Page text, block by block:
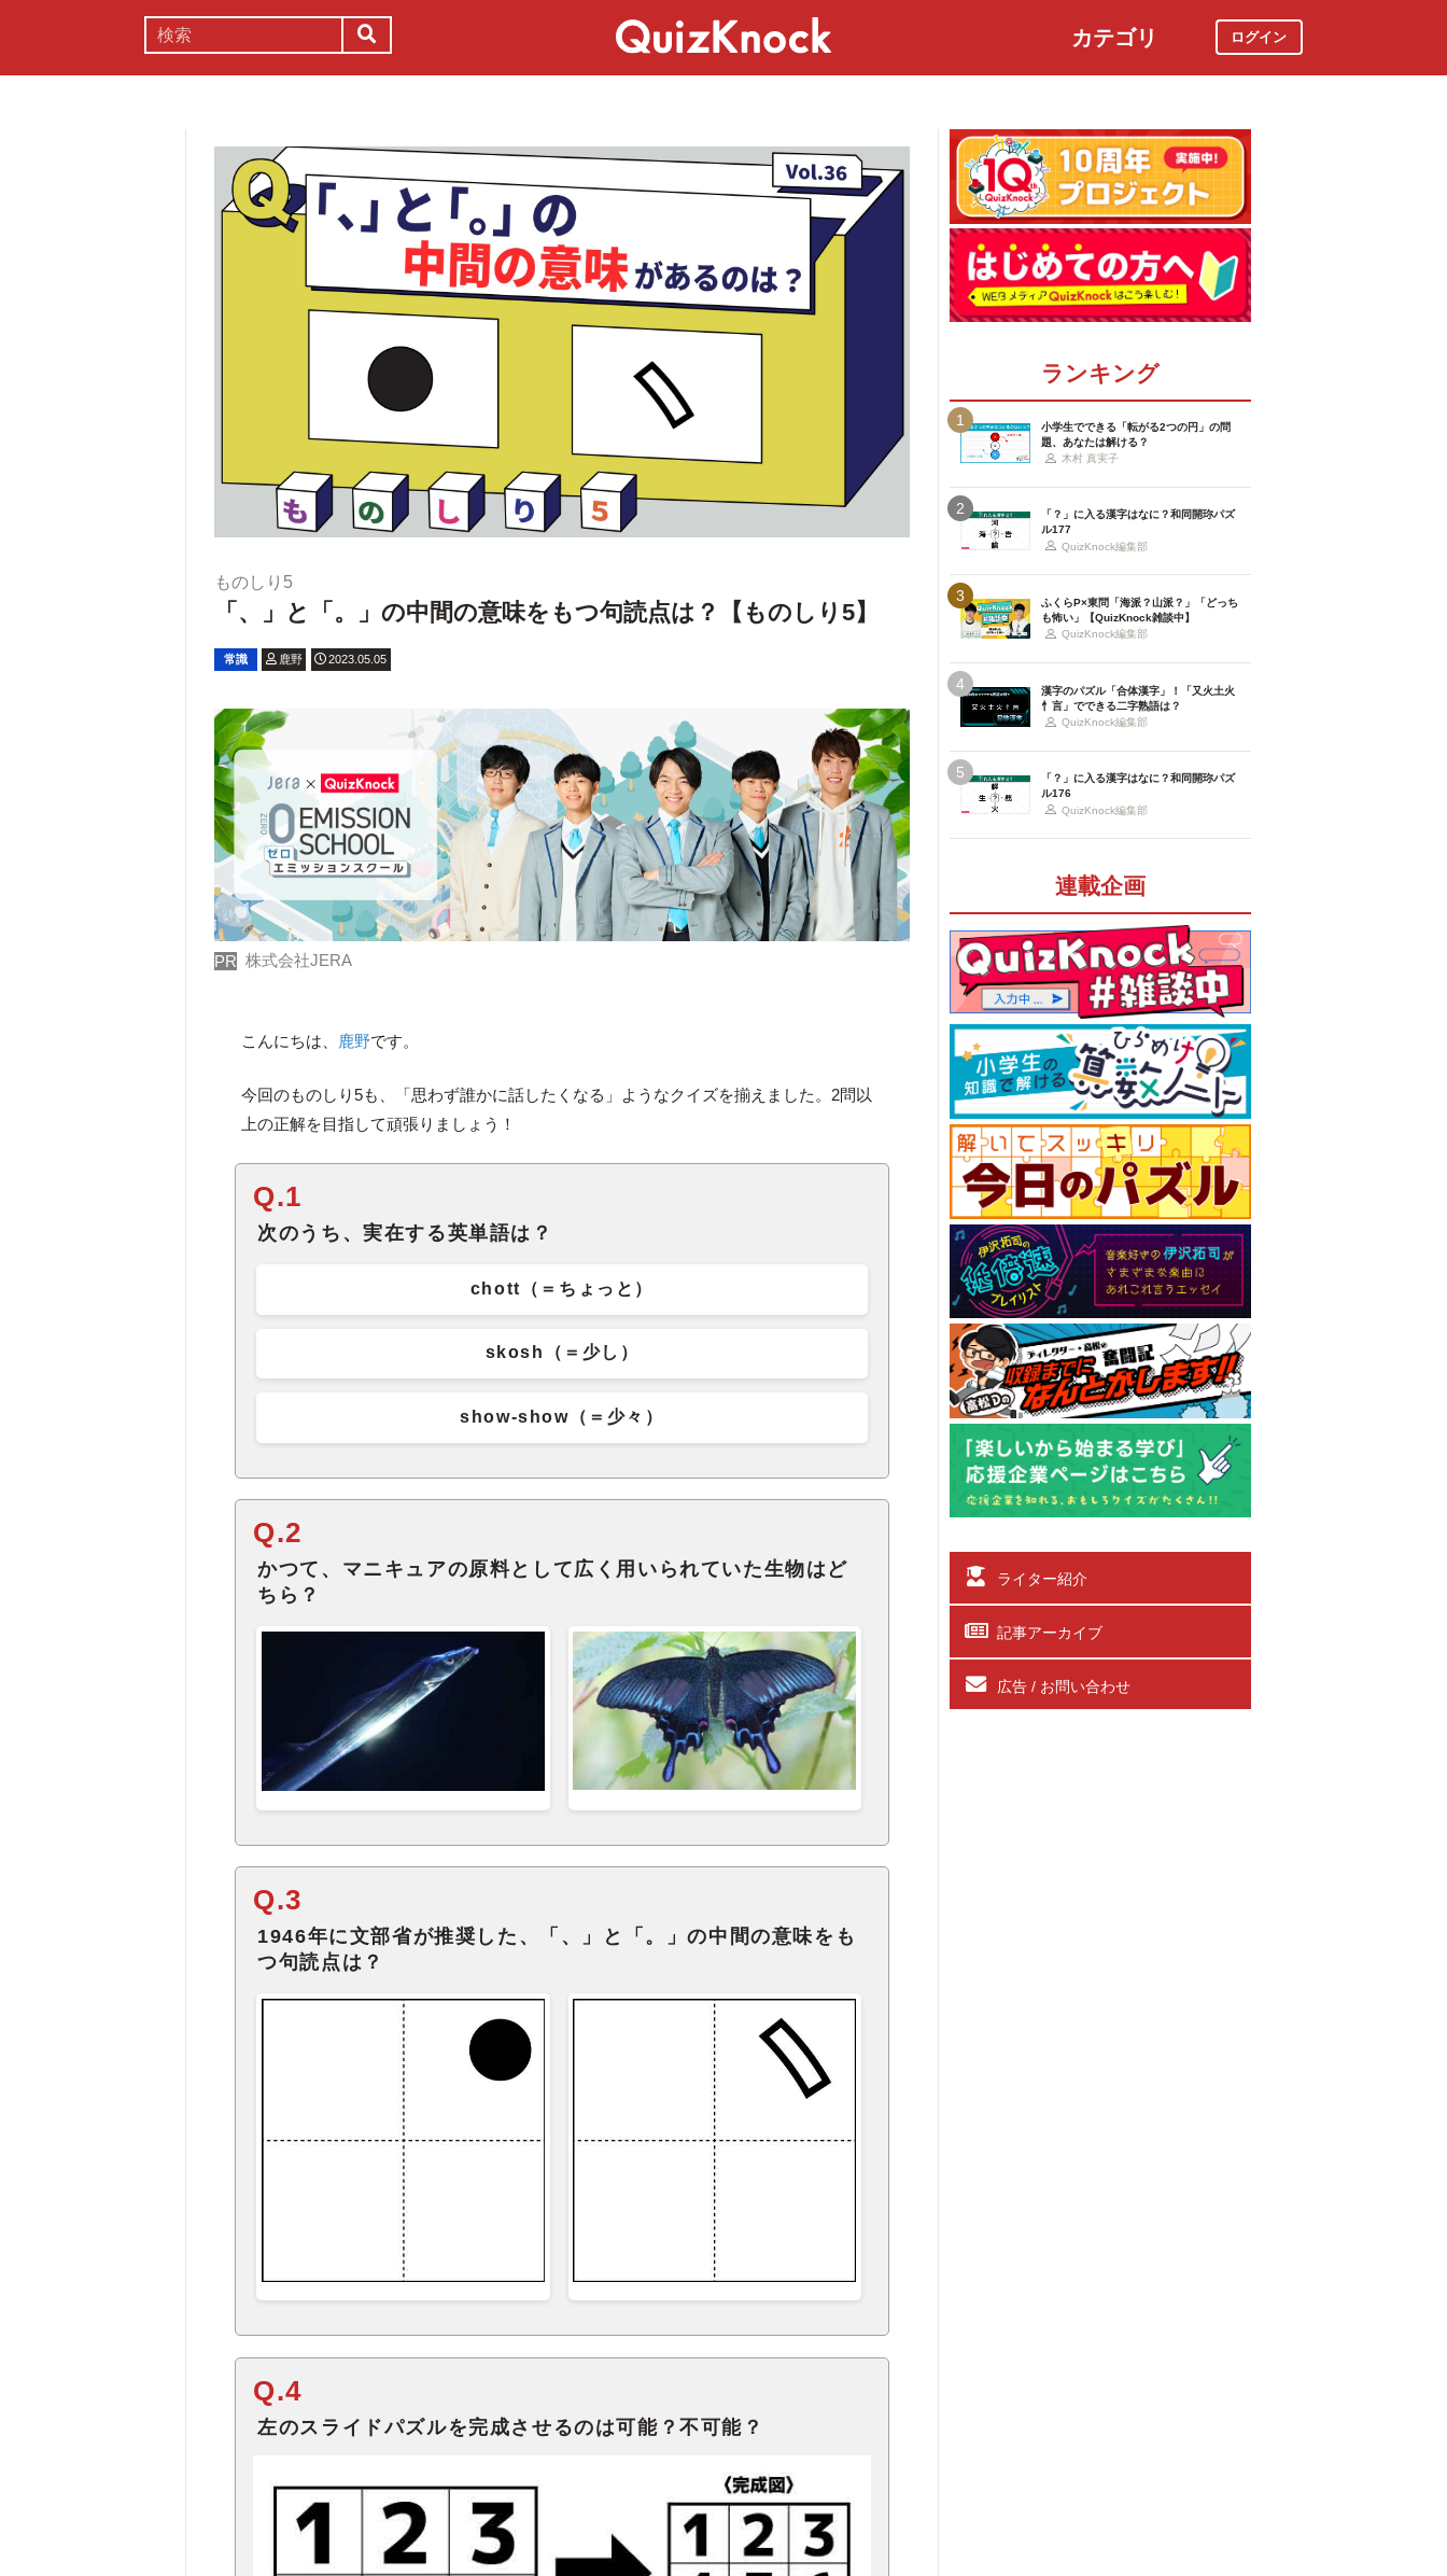
カテゴリ ログイン
ものしり5
「、」と「。」の中間の意味をもつ句読点は？【ものしり5】
常識 鹿野 2023.05.05
PR 株式会社JERA
こんにちは、 鹿野です。
今回のものしり5も、「思わず誰かに話したくなる」ようなクイズを揃えました。2問以
上の正解を目指して頑張りましょう！
Q.1
次のうち、実在する英単語は？
chott（＝ちょっと）
skosh（＝少し）
show-show（＝少々）
Q.2
かつて、マニキュアの原料として広く用いられていた生物はど
ちら？
Q.3
1946年に文部省が推奨した、「、」と「。」の中間の意味をも
つ句読点は？
Q.4
左のスライドパズルを完成させるのは可能？不可能？
ランキング
1
小学生でできる「転がる2つの円」の問
題、あなたは解ける？
木村 真実子
2
「？」に入る漢字はなに？和同開珎パズ
ル177
QuizKnock編集部
3
ふくらP×東問「海派？山派？」「どっち
も怖い」【QuizKnock雑談中】
QuizKnock編集部
4
漢字のパズル「合体漢字」！「又火土火
忄言」でできる二字熟語は？
QuizKnock編集部
5
「？」に入る漢字はなに？和同開珎パズ
ル176
QuizKnock編集部
連載企画
ライター紹介
記事アーカイブ
広告 / お問い合わせ